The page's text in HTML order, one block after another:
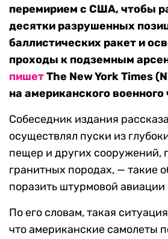
перемирием с США, чтобы
десятки разрушенных
баллистических ракет и
проходы к подземным
пишетThe New York Times
на американского
Собеседник издания
осуществлял пуски из
пещер и других сооружений,
гранитных породах, — такие
поразить штурмовой
По его словам, такая
что американские самолеты